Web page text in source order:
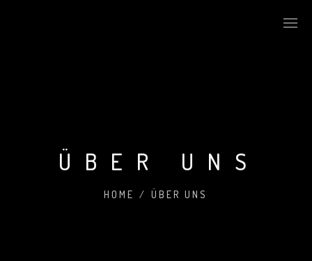
ÜBER UNS
HOME / ÜBER UNS